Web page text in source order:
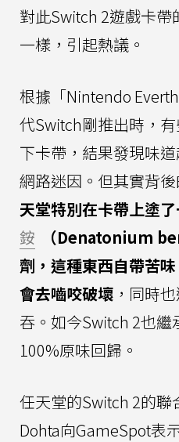
對此Switch 2遊戲卡帶
一樣，引起熱議。
根據「Nintendo
代Switch剛推出時，
下卡帶，結果發現味
網路迷因。但其實背
天堂特別在卡帶上塗
銨
（Denatonium
劑，這種東西自帶苦
會去嚙咬破壞 ，同時
吞。如今Switch 2也
100%原味回歸。
任天堂的Switch 2的聯
Dohta向GameSpot表